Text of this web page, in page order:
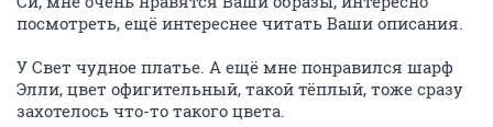
посмотреть, ещё интереснее читать Ваши описания.
У Свет чудное платье. А ещё мне понравился шарф
Элли, цвет офигительный, такой тёплый, тоже сразу
захотелось что-то такого цвета.